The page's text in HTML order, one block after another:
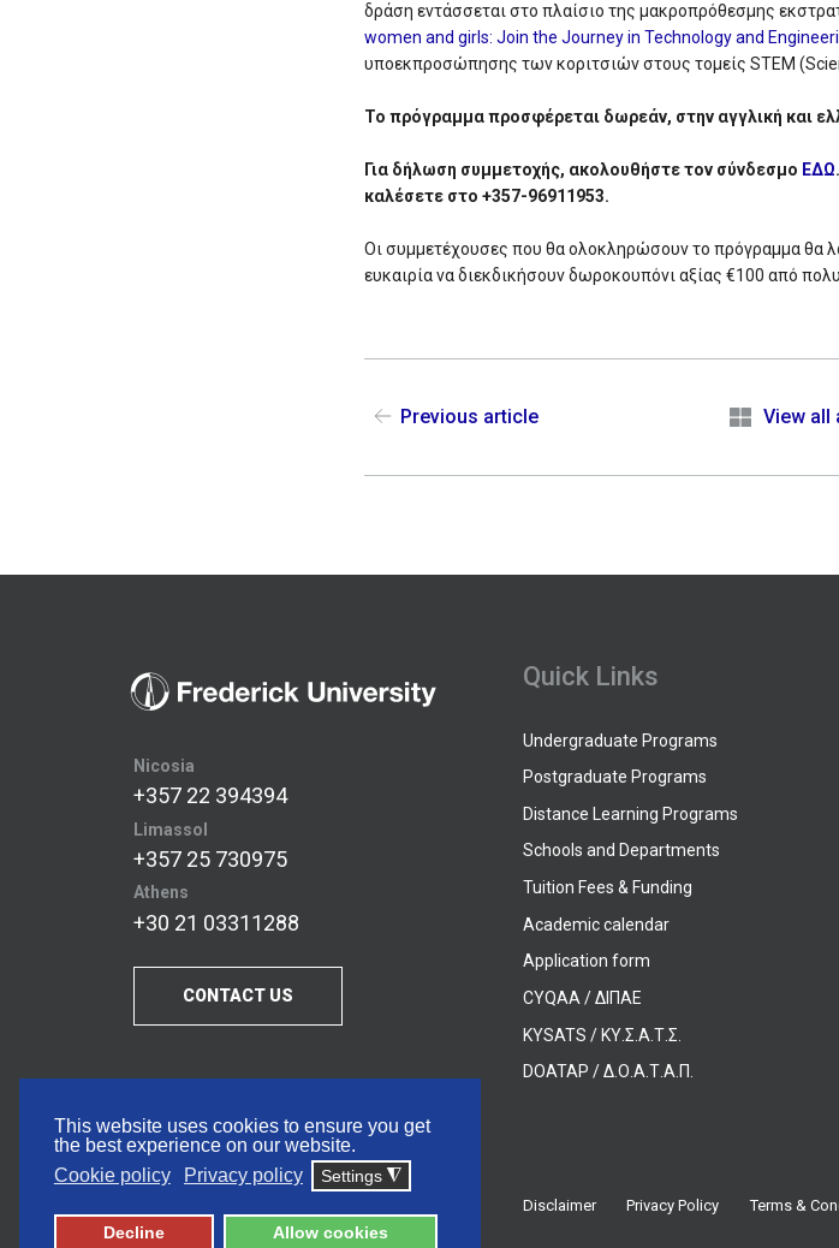
This website uses cookies to ensure you get
the best experience on our website.
Cookie policy
Privacy policy Settings ◮
Decline Allow cookies
δράση εντάσσεται στο πλαίσιο της μακροπρόθεσμης
women and girls: Join the Journey in Technology and
υποεκπροσώπησης των κοριτσιών στους τομείς STEM
Το πρόγραμμα προσφέρεται δωρεάν, στην αγγλική και
Για δήλωση συμμετοχής, ακολουθήστε τον σύνδεσμο ΕΔΩ
καλέσετε στο +357-96911953.
Οι συμμετέχουσες που θα ολοκληρώσουν το πρόγραμμα θα
ευκαιρία να διεκδικήσουν δωροκουπόνι αξίας €100 από
Previous article View all
Nicosia
+357 22 394394
Limassol
+357 25 730975
Athens
+30 21 03311288
CONTACT US
Quick Links
Undergraduate Programs
Postgraduate Programs
Distance Learning Programs
Schools and Departments
Tuition Fees & Funding
Academic calendar
Application form
CYQAA / ΔΙΠΑΕ
KYSATS / ΚΥ.Σ.Α.Τ.Σ.
DOATAP / Δ.Ο.Α.Τ.Α.Π.
© 2026 Frederick University Disclaimer Privacy Policy Terms &